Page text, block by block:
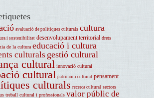
avaluació de polítiques culturals cultura
i sostenibilitat desenvolupament territorial drets
de la cultura educació i cultura
culturals gestió cultural
cultural innovació cultural
cultural patrimoni cultural pensament
culturals recerca cultural sectors
treball cultural i professionals valor públic de